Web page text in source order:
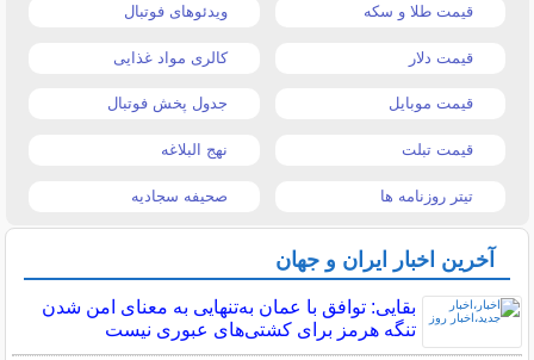
قیمت طلا و سکه ویدئوهای فوتبال
قیمت دلار کالری مواد غذایی
قیمت موبایل جدول پخش فوتبال
قیمت تبلت نهج البلاغه
تیتر روزنامه ها صحیفه سجادیه
آخرین اخبار ایران و جهان
بقایی: توافق با عمان به‌تنهایی به معنای امن شدن
تنگه هرمز برای کشتی‌های عبوری نیست